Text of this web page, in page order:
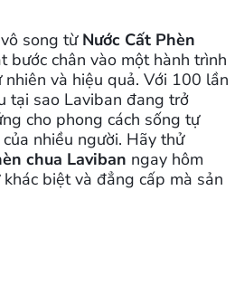
song từ Nước Cất Phèn
bước chân vào một hành trình
nhiên và hiệu quả. Với 100 lần
tại sao Laviban đang trở
cho phong cách sống tự
nhiều người. Hãy thử
chua Laviban ngay hôm
biệt và đẳng cấp mà sản